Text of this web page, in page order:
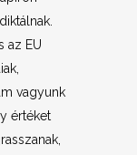
az EU
vagyunk
értéket